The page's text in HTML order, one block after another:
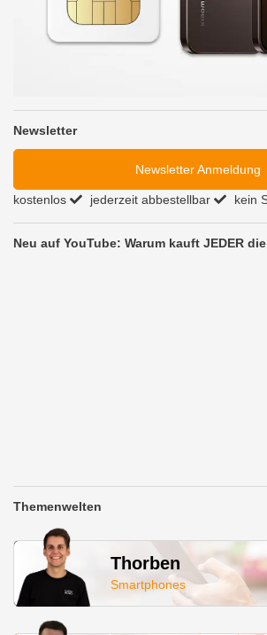
Newsletter
Newsletter Anmeldung
kostenlos jederzeit abbestellbar kein
Neu auf YouTube: Warum kauft JEDER
Themenwelten
Thorben
Smartphones